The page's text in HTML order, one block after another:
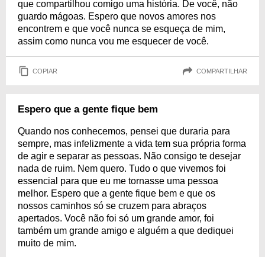
que compartilhou comigo uma história. De você, não
guardo mágoas. Espero que novos amores nos
encontrem e que você nunca se esqueça de mim,
assim como nunca vou me esquecer de você.
COPIAR COMPARTILHAR
Espero que a gente fique bem
Quando nos conhecemos, pensei que duraria para
sempre, mas infelizmente a vida tem sua própria forma
de agir e separar as pessoas. Não consigo te desejar
nada de ruim. Nem quero. Tudo o que vivemos foi
essencial para que eu me tornasse uma pessoa
melhor. Espero que a gente fique bem e que os
nossos caminhos só se cruzem para abraços
apertados. Você não foi só um grande amor, foi
também um grande amigo e alguém a que dediquei
muito de mim.